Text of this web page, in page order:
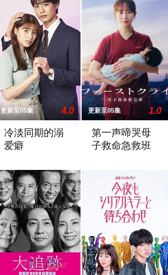
更新至05集 4.0
冷淡同期的溺
爱癖
更新至05集 1.0
第一声啼哭母
子救命急救班